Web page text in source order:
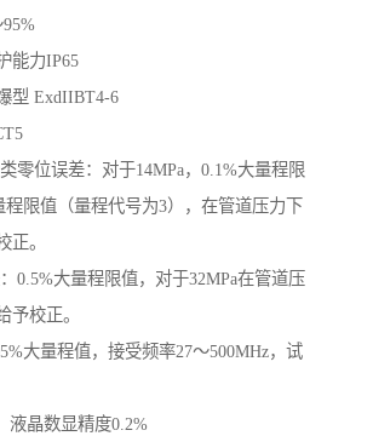
能力IP65
型 ExdIIBT4-6
零位误差：对于14MPa，0.1%大量程限
程限值（量程代号为3），在管道压力下
正。
0.5%大量程限值，对于32MPa在管道压
予校正。
大量程值，接受频率27～500MHz，试
液晶数显精度0.2%